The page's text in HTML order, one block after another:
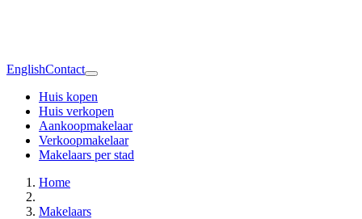
EnglishContact
Huis kopen
Huis verkopen
Aankoopmakelaar
Verkoopmakelaar
Makelaars per stad
Home
Makelaars